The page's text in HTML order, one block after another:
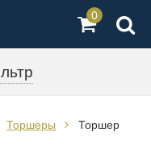
0
Торшеры
Торшер